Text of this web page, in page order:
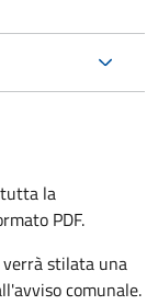
la
PDF.
stilata una
comunale.